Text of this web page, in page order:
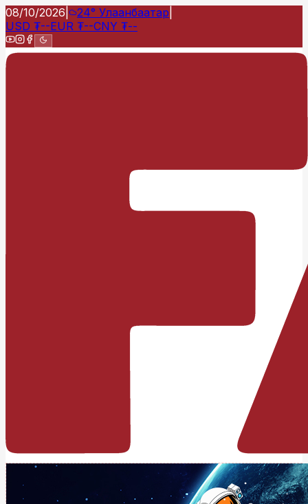
08/10/2026 24° Улаанбаатар
USD ₮--EUR ₮--CNY ₮--